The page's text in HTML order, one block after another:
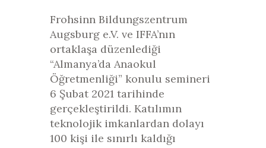
Frohsinn Bildungszentrum
Augsburg e.V. ve IFFA’nın
ortaklaşa düzenlediği
“Almanya’da Anaokul
Öğretmenliği” konulu semineri
6 Şubat 2021 tarihinde
gerçekleştirildi. Katılımın
teknolojik imkanlardan dolayı
100 kişi ile sınırlı kaldığı